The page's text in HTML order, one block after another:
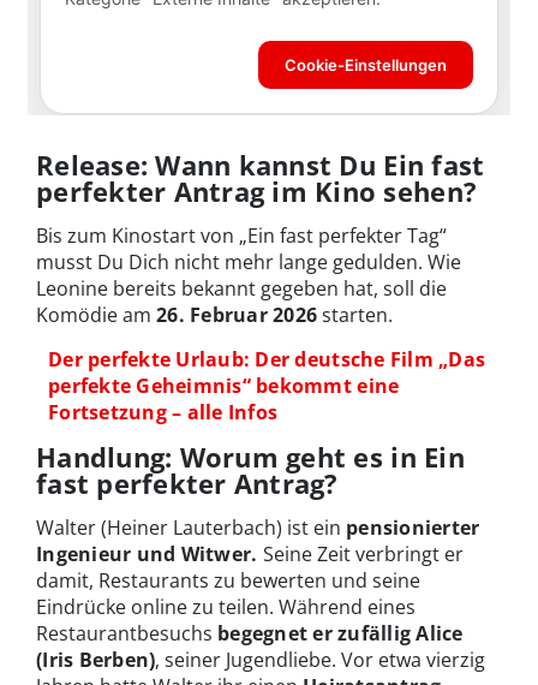
Release: Wann kannst Du Ein fast
perfekter Antrag im Kino sehen?
Bis zum Kinostart von „Ein fast perfekter Tag“
musst Du Dich nicht mehr lange gedulden. Wie
Leonine bereits bekannt gegeben hat, soll die
Komödie am 26. Februar 2026starten.
Der perfekte Urlaub: Der deutsche Film „Das
perfekte Geheimnis“ bekommt eine
Fortsetzung – alle Infos
Handlung: Worum geht es in Ein
fast perfekter Antrag?
Walter (Heiner Lauterbach) ist ein pensionierter
Ingenieur und Witwer. Seine Zeit verbringt er
damit, Restaurants zu bewerten und seine
Eindrücke online zu teilen. Während eines
Restaurantbesuchs begegnet er zufällig Alice
(Iris Berben), seiner Jugendliebe. Vor etwa vierzig